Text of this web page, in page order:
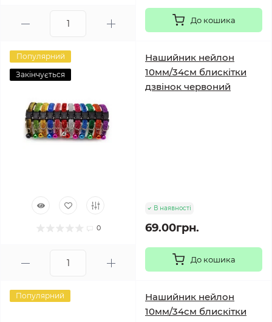
До кошика
Популярний
Закінчується
0
Нашийник нейлон
10мм/34см блискітки
дзвінок червоний
В наявності
69.00грн.
До кошика
Популярний
Нашийник нейлон
10мм/34см блискітки